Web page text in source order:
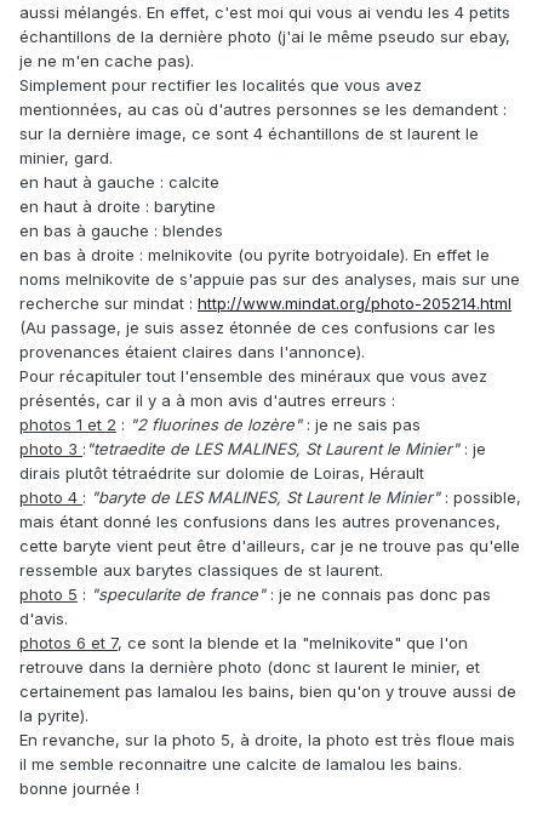
aussi mélangés. En effet, c'est moi qui vous ai vendu les 4 petits
échantillons de la dernière photo (j'ai le même pseudo sur ebay,
je ne m'en cache pas).
Simplement pour rectifier les localités que vous avez
mentionnées, au cas où d'autres personnes se les demandent :
sur la dernière image, ce sont 4 échantillons de st laurent le
minier, gard.
en haut à gauche : calcite
en haut à droite : barytine
en bas à gauche : blendes
en bas à droite : melnikovite (ou pyrite botryoidale). En effet le
noms melnikovite de s'appuie pas sur des analyses, mais sur une
recherche sur mindat : http://www.mindat.org/photo-205214.html
(Au passage, je suis assez étonnée de ces confusions car les
provenances étaient claires dans l'annonce).
Pour récapituler tout l'ensemble des minéraux que vous avez
présentés, car il y a à mon avis d'autres erreurs :
photos 1 et 2 : "2 fluorines de lozère": je ne sais pas
photo 3 : "tetraedite de LES MALINES, St Laurent le Minier": je
dirais plutôt tétraédrite sur dolomie de Loiras, Hérault
photo 4 : "baryte de LES MALINES, St Laurent le Minier": possible,
mais étant donné les confusions dans les autres provenances,
cette baryte vient peut être d'ailleurs, car je ne trouve pas qu'elle
ressemble aux barytes classiques de st laurent.
photo 5 : "specularite de france": je ne connais pas donc pas
d'avis.
photos 6 et 7, ce sont la blende et la "melnikovite" que l'on
retrouve dans la dernière photo (donc st laurent le minier, et
certainement pas lamalou les bains, bien qu'on y trouve aussi de
la pyrite).
En revanche, sur la photo 5, à droite, la photo est très floue mais
il me semble reconnaitre une calcite de lamalou les bains.
bonne journée !